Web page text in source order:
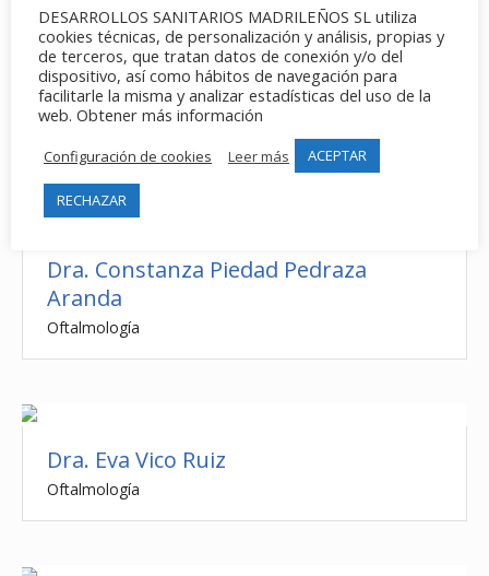
Dr. José María Rodríguez Vallejo
Dra. Constanza Piedad Pedraza
Aranda
Oftalmología
Dra. Eva Vico Ruiz
Oftalmología
DESARROLLOS SANITARIOS MADRILEÑOS SL utiliza
cookies técnicas, de personalización y análisis, propias y
de terceros, que tratan datos de conexión y/o del
dispositivo, así como hábitos de navegación para
facilitarle la misma y analizar estadísticas del uso de la
web. Obtener más información
Configuración de cookies Leer más ACEPTAR
RECHAZAR